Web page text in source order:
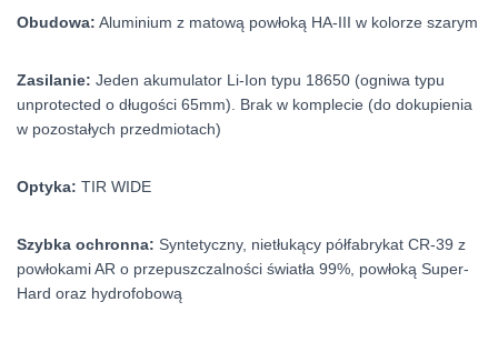
Obudowa: Aluminium z matową powłoką HA-III w kolorze szarym
Zasilanie: Jeden akumulator Li-Ion typu 18650 (ogniwa typu
unprotected o długości 65mm). Brak w komplecie (do dokupienia
w pozostałych przedmiotach)
Optyka: TIR WIDE
Szybka ochronna: Syntetyczny, nietłukący półfabrykat CR-39 z
powłokami AR o przepuszczalności światła 99%, powłoką Super-
Hard oraz hydrofobową